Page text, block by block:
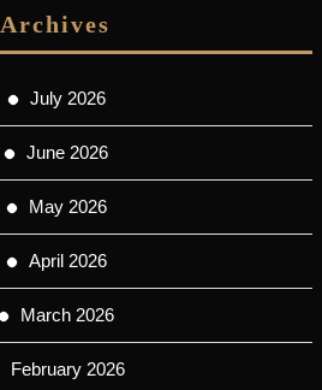
Archives
July 2026
June 2026
May 2026
April 2026
March 2026
February 2026